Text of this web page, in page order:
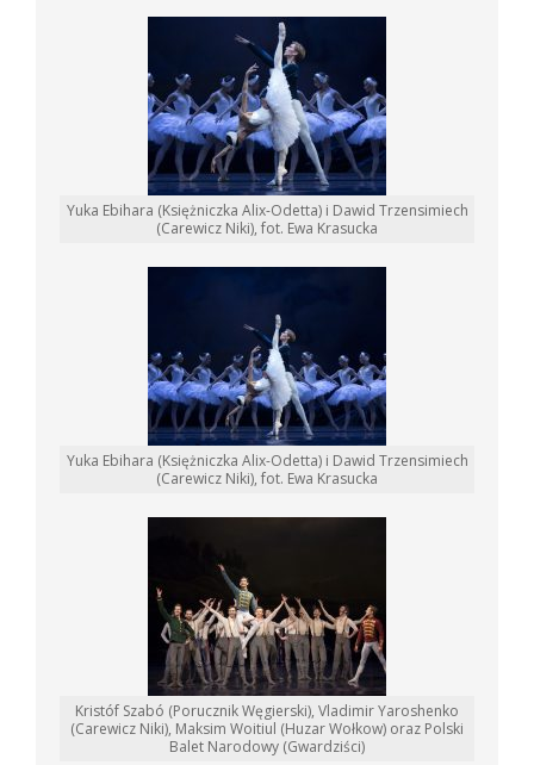
Yuka Ebihara (Księżniczka Alix-Odetta) i Dawid Trzensimiech
(Carewicz Niki), fot. Ewa Krasucka
Yuka Ebihara (Księżniczka Alix-Odetta) i Dawid Trzensimiech
(Carewicz Niki), fot. Ewa Krasucka
Kristóf Szabó (Porucznik Węgierski), Vladimir Yaroshenko
(Carewicz Niki), Maksim Woitiul (Huzar Wołkow) oraz Polski
Balet Narodowy (Gwardziści)